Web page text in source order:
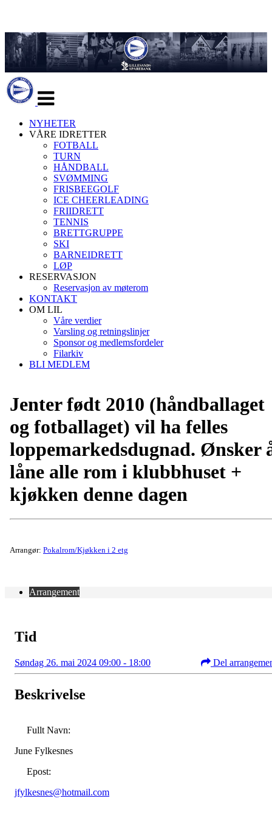
navigasjon
NYHETER
VÅRE IDRETTER
FOTBALL
TURN
HÅNDBALL
SVØMMING
FRISBEEGOLF
ICE CHEERLEADING
FRIIDRETT
TENNIS
BRETTGRUPPE
SKI
BARNEIDRETT
LØP
RESERVASJON
Reservasjon av møterom
KONTAKT
OM LIL
Våre verdier
Varsling og retningslinjer
Sponsor og medlemsfordeler
Filarkiv
BLI MEDLEM
Jenter født 2010 (håndballaget
og fotballaget) vil ha felles
loppemarkedsdugnad. Ønsker
låne alle rom i klubbhuset +
kjøkken denne dagen
Arrangør: Pokalrom/Kjøkken i 2 etg
Arrangement
Tid
Søndag 26. mai 2024 09:00 - 18:00 Del
Beskrivelse
Fullt Navn:
June Fylkesnes
Epost:
jfylkesnes@hotmail.com